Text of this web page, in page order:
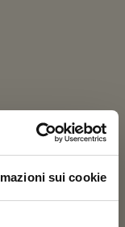
sui cookie